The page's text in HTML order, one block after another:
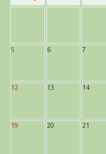
5 6 7
12 13 14
19 20 21